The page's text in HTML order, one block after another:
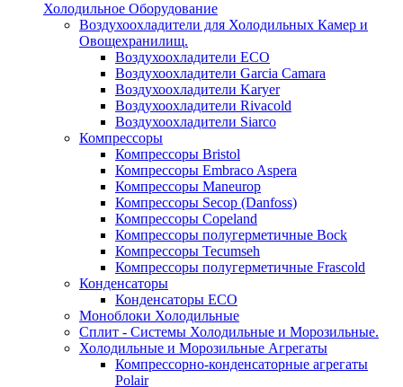
Холодильное Оборудование
Воздухоохладители для Холодильных Камер и
Овощехранилищ.
Воздухоохладители ECO
Воздухоохладители Garcia Camara
Воздухоохладители Karyer
Воздухоохладители Rivacold
Воздухоохладители Siarco
Компрессоры
Компрессоры Bristol
Компрессоры Embraco Aspera
Компрессоры Maneurop
Компрессоры Secop (Danfoss)
Компрессоры Copeland
Компрессоры полугерметичные Bock
Компрессоры Tecumseh
Компрессоры полугерметичные Frascold
Конденсаторы
Конденсаторы ECO
Моноблоки Холодильные
Сплит - Системы Холодильные и Морозильные.
Холодильные и Морозильные Агрегаты
Компрессорно-конденсаторные агрегаты
Polair